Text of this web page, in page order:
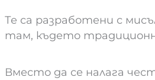
Те са разработени с
там, където
Вместо да се налага